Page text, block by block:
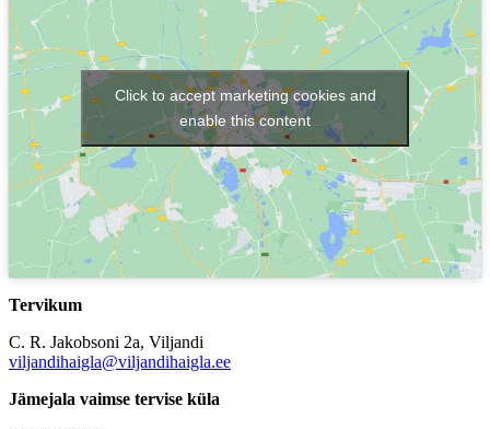
Click to accept marketing cookies and
enable this content
Tervikum
C. R. Jakobsoni 2a, Viljandi
viljandihaigla@viljandihaigla.ee
Jämejala vaimse tervise küla